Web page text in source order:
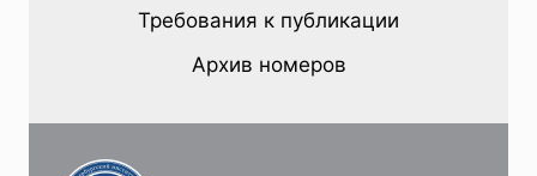
БУДУЩЕГО
ПРЕОБРАЗОВАНИЯ
ИМПЕРИИ.
Требования к публикации
Архив номеров